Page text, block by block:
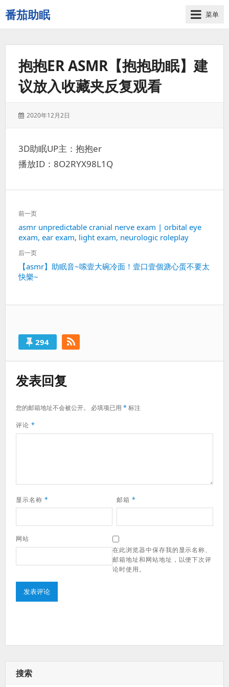
番茄助眠
一
个
站
菜单
抱抱ER ASMR【抱抱助眠】建
议放入收藏夹反复观看
发
2020年12月2日
3D助眠UP主：抱抱er
播放ID：8O2RYX98L1Q
文
章
导
航
前一页
上
一
篇：
asmr unpredictable cranial nerve exam | orbital eye
exam, ear exam, light exam, neurologic roleplay
后一页
下
一
【asmr】助眠音~嗦壹大碗冷面！壹口壹個溏心蛋不要太
快樂~
294
发表回复
您的邮箱地址不会被公开。 必填项已用 *标注
评论 *
显示名称 * 邮箱 *
网站
在此浏览器中保存我的显示名称、
邮箱地址和网站地址，以便下次评
论时使用。
搜索